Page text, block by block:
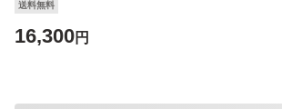
送料無料
16,300円